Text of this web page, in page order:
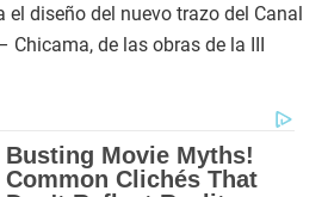
diseño del nuevo trazo del Canal
Chicama, de las obras de la III